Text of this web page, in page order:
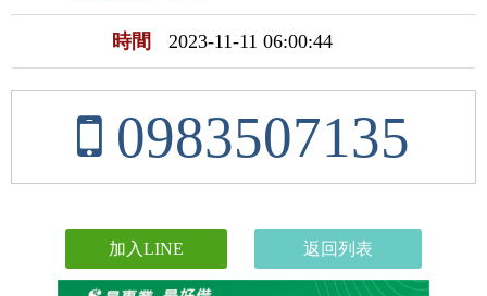
時間 2023-11-11 06:00:44
0983507135
加入LINE 返回列表